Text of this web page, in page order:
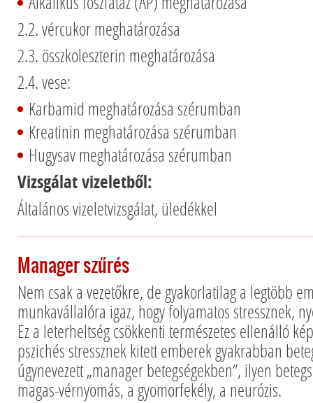
2.2. vércukor meghatározása
2.3. összkoleszterin meghatározása
2.4. vese:
Karbamid meghatározása szérumban
Kreatinin meghatározása szérumban
Hugysav meghatározása szérumban
Vizsgálat vizeletből:
Általános vizeletvizsgálat, üledékkel
Manager szűrés
Nem csak a vezetőkre, de gyakorlatilag a legtöbb
munkavállalóra igaz, hogy folyamatos stressznek,
Ez a leterheltség csökkenti természetes ellenálló
pszichés stressznek kitett emberek gyakrabban
úgynevezett „manager betegségekben”, ilyen
magas-vérnyomás, a gyomorfekély, a neurózis.